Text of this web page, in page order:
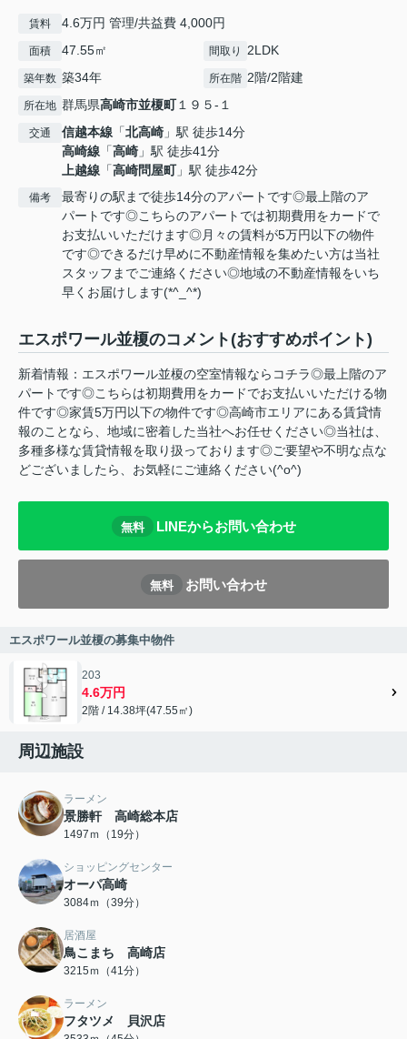
賃料 4.6万円 管理/共益費 4,000円
面積 47.55㎡ 間取り 2LDK
築年数 築34年 所在階 2階/2階建
所在地 群馬県高崎市並榎町１９５-１
交通 信越本線 「北高崎 」駅 徒歩14分
高崎線 「高崎 」駅 徒歩41分
上越線 「高崎問屋町」駅 徒歩42分
備考
最寄りの駅まで徒歩14分のアパートです◎最上階のア
パートです◎こちらのアパートでは初期費用をカードで
お支払いいただけます◎月々の賃料が5万円以下の物件
です◎できるだけ早めに不動産情報を集めたい方は当社
スタッフまでご連絡ください◎地域の不動産情報をいち
早くお届けします(*^_^*)
エスポワール並榎のコメント(おすすめポイント)
新着情報：エスポワール並榎の空室情報ならコチラ◎最上階のア
パートです◎こちらは初期費用をカードでお支払いいただける物
件です◎家賃5万円以下の物件です◎高崎市エリアにある賃貸情
報のことなら、地域に密着した当社へお任せください◎当社は、
多種多様な賃貸情報を取り扱っております◎ご要望や不明な点な
どございましたら、お気軽にご連絡ください(^o^)
無料 LINEからお問い合わせ
無料 お問い合わせ
エスポワール並榎の募集中物件
203
4.6万円
2階 / 14.38坪(47.55㎡)
周辺施設
ラーメン
景勝軒 高崎総本店
1497ｍ（19分）
ショッピングセンター
オーパ高崎
3084ｍ（39分）
居酒屋
鳥こまち 高崎店
3215ｍ（41分）
ラーメン
フタツメ 貝沢店